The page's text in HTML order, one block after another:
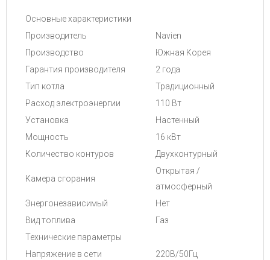
Основные характеристики
Производитель
Navien
Производство
Южная Корея
Гарантия производителя
2 года
Тип котла
Традиционный
Расход электроэнергии
110 Вт
Установка
Настенный
Мощность
16 кВт
Количество контуров
Двухконтурный
Камера сгорания
Открытая /
атмосферный
Энергонезависимый
Нет
Вид топлива
Газ
Технические параметры
Напряжение в сети
220В/50Гц